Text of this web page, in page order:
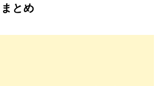
とめ